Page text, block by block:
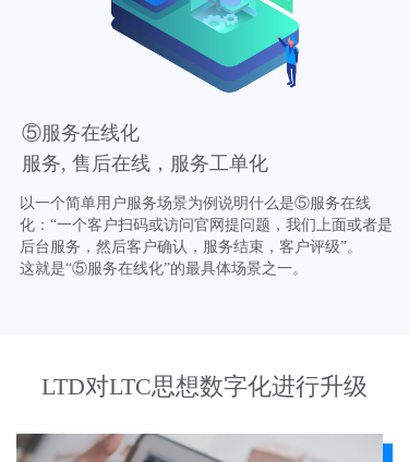
⑤服务在线化
服务, 售后在线，服务工单化
以一个简单用户服务场景为例说明什么是⑤服务在线
化：“一个客户扫码或访问官网提问题，我们上面或者是
后台服务，然后客户确认，服务结束，客户评级”。
这就是“⑤服务在线化”的最具体场景之一。
LTD对LTC思想数字化进行升级